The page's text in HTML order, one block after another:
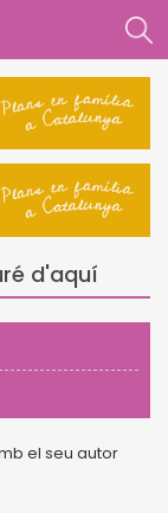
d'aquí
el seu autor